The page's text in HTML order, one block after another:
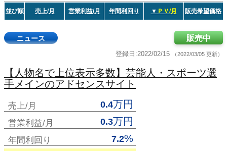
並び順 売上/月 営業利益/月 年間利回り ▼ ＰＶ/月 販売希望価格
ニュース
登録日:2022/02/15 （2022/03/05 更新）
販売中
【人物名で上位表示多数】芸能人・スポーツ選
手メインのアドセンスサイト
売上/月 0.4万円
営業利益/月 0.3万円
年間利回り 7.2%